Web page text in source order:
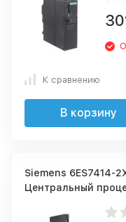
К сравнению
В корзину
Siemens 6ES7414-
Центральный